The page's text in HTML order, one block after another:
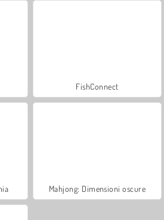
FishConnect
Mahjong: Dimensioni oscure